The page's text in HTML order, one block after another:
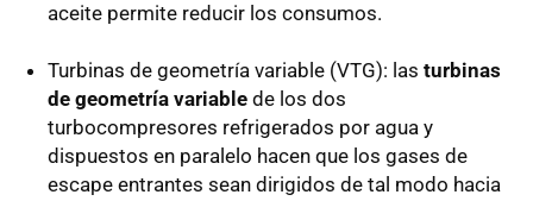
aceite permite reducir los consumos.
Turbinas de geometría variable (VTG): las turbinas
de geometría variable de los dos
turbocompresores refrigerados por agua y
dispuestos en paralelo hacen que los gases de
escape entrantes sean dirigidos de tal modo hacia